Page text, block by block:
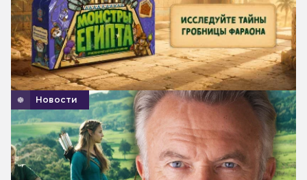
Новости